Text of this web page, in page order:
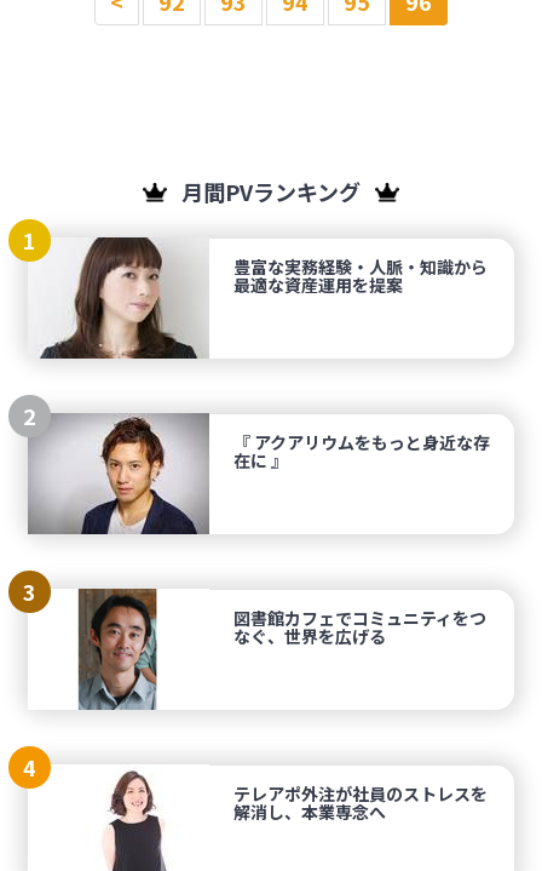
月間PVランキング
1
豊富な実務経験・人脈・知識から
最適な資産運用を提案
2
『 アクアリウムをもっと身近な存
在に 』
3
図書館カフェでコミュニティをつ
なぐ、世界を広げる
4
テレアポ外注が社員のストレスを
解消し、本業専念へ